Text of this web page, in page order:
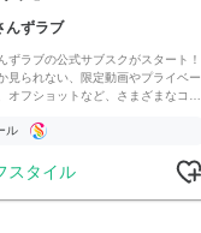
んずラブ
ずラブの公式サブスクがスタート！
見られない、限定動画やプライベー
オフショットなど、さまざまなコ…
ル
スタイル